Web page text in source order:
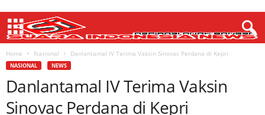
Home Nasional Danlantamal IV Terima Vaksin Sinovac Perdana di Kepri
NASIONAL NEWS
Danlantamal IV Terima Vaksin
Sinovac Perdana di Kepri